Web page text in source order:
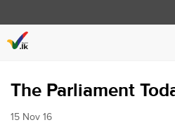
The Parliament
15 Nov 16